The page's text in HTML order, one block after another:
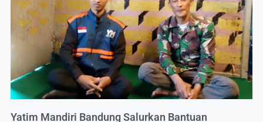
Yatim Mandiri Bandung Salurkan Bantuan